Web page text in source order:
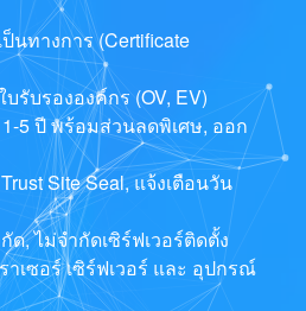
นทางการ (Certificate
รับรององค์กร (OV, EV)
5 ปี พร้อมส่วนลดพิเศษ, ออก
Site Seal, แจ้งเตือนวัน
ด, ไม่จำกัดเซิร์ฟเวอร์ติดตั้ง
าเซอร์ เซิร์ฟเวอร์ และ อุปกรณ์